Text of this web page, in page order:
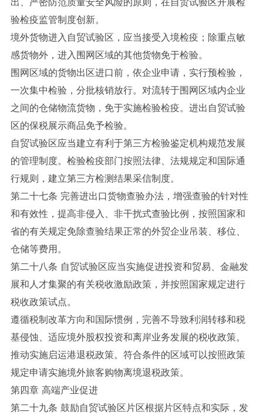
验检疫监管制度创新。
境外货物进入自贸试验区，应当接受入境检疫；除重点敏
感货物外，进入围网区域的其他货物免于检验。
围网区域的货物出区进口前，依企业申请，实行预检验，
一次集中检验，分批核销放行。对流转于围网区域内企业
之间的仓储物流货物，免于实施检验检疫。进出自贸试验
区的保税展示商品免予检验。
自贸试验区应当建立有利于第三方检验鉴定机构规范发展
的管理制度。检验检疫部门按照法律、法规规定和国际通
行规则，建立第三方检测结果采信制度。
第二十七条 完善进出口货物查验办法，增强查验的针对性
和有效性，提高非侵入、非干扰式查验比例，按照国家和
省的有关规定免除查验结果正常的外贸企业吊装、移位、
仓储等费用。
第二十八条 自贸试验区应当实施促进投资和贸易、金融发
展和人才集聚的有关税收激励政策，并按照国家规定进行
税收政策试点。
遵循税制改革方向和国际惯例，完善不导致利润转移和税
基侵蚀、适应境外股权投资和离岸业务发展的税收政策。
推动实施启运港退税政策。符合条件的区域可以按照政策
规定申请实施境外旅客购物离境退税政策。
第四章 高端产业促进
第二十九条 鼓励自贸试验区片区根据片区特点和实际，发